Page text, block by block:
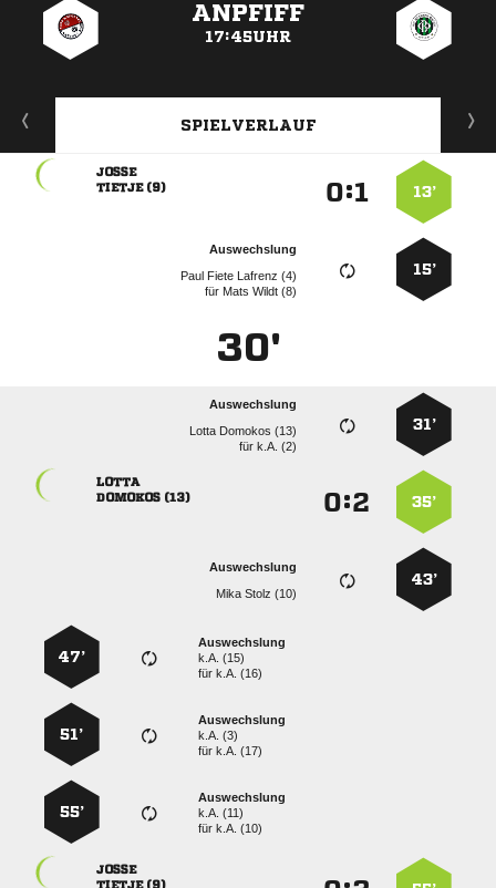
ANPFIFF
17:45UHR
SPIELVERLAUF
13’
:

 
15’
Auswechslung
   
für   
30'
31’
Auswechslung
  
fürk.A. (2)
35’
:

 
43’
Auswechslung
  
Auswechslung
k.A. (15)
fürk.A. (16)
47’
Auswechslung
k.A. (3)
fürk.A. (17)
51’
Auswechslung
k.A. (11)
fürk.A. (10)
55’

 